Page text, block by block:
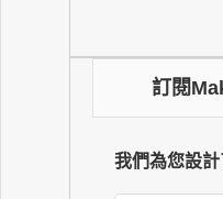
訂閱
我們為您設